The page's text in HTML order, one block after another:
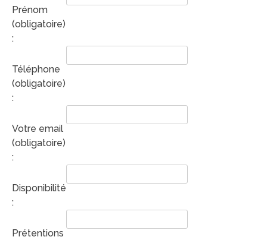
Prénom
(obligatoire)
:
Téléphone
(obligatoire)
:
Votre email
(obligatoire)
:
Disponibilité
:
Prétentions